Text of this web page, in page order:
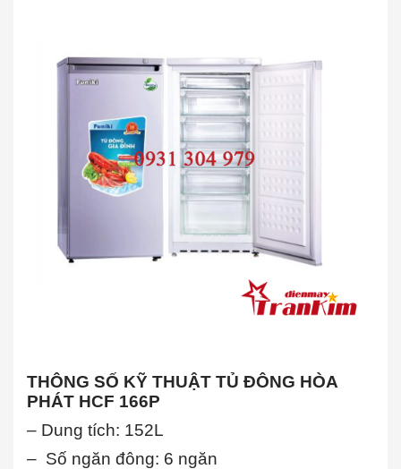
THÔNG SỐ KỸ THUẬT TỦ ĐÔNG HÒA
PHÁT HCF 166P
– Dung tích: 152L
– Số ngăn đông: 6 ngăn